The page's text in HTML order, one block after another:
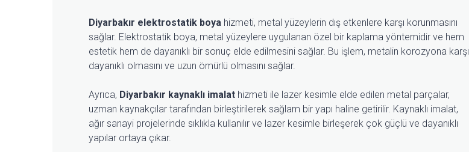
Diyarbakır elektrostatik boya hizmeti, metal yüzeylerin dış etkenlere karşı korunmasını
sağlar. Elektrostatik boya, metal yüzeylere uygulanan özel bir kaplama yöntemidir ve hem
estetik hem de dayanıklı bir sonuç elde edilmesini sağlar. Bu işlem, metalin korozyona karşı
dayanıklı olmasını ve uzun ömürlü olmasını sağlar.
Ayrıca, Diyarbakır kaynaklı imalat hizmeti ile lazer kesimle elde edilen metal parçalar,
uzman kaynakçılar tarafından birleştirilerek sağlam bir yapı haline getirilir. Kaynaklı imalat,
ağır sanayi projelerinde sıklıkla kullanılır ve lazer kesimle birleşerek çok güçlü ve dayanıklı
yapılar ortaya çıkar.